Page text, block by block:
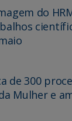
do
de 300
Mulher e